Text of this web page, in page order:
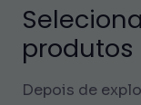
Depois de